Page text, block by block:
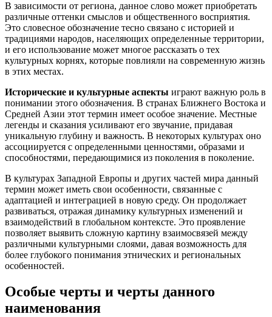
В зависимости от региона, данное слово может приобретать
различные оттенки смыслов и общественного восприятия.
Это словесное обозначение тесно связано с историей и
традициями народов, населяющих определенные территории,
и его использование может многое рассказать о тех
культурных корнях, которые повлияли на современную жизнь
в этих местах.
Исторические и культурные аспекты играют важную роль в
понимании этого обозначения. В странах Ближнего Востока и
Средней Азии этот термин имеет особое значение. Местные
легенды и сказания усиливают его звучание, придавая
уникальную глубину и важность. В некоторых культурах оно
ассоциируется с определенными ценностями, образами и
способностями, передающимися из поколения в поколение.
В культурах Западной Европы и других частей мира данный
термин может иметь свои особенности, связанные с
адаптацией и интеграцией в новую среду. Он продолжает
развиваться, отражая динамику культурных изменений и
взаимодействий в глобальном контексте. Это проявление
позволяет выявить сложную картину взаимосвязей между
различными культурными слоями, давая возможность для
более глубокого понимания этнических и региональных
особенностей.
Особые черты и черты данного
наименования